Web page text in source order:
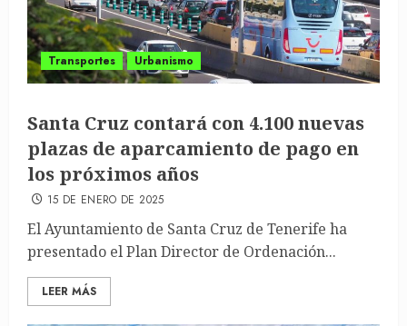
Transportes Urbanismo
Santa Cruz contará con 4.100 nuevas
plazas de aparcamiento de pago en
los próximos años
15 DE ENERO DE 2025
El Ayuntamiento de Santa Cruz de Tenerife ha
presentado el Plan Director de Ordenación...
LEER MÁS